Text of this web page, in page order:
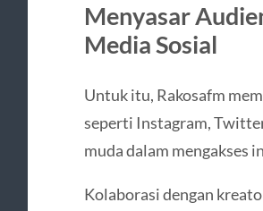
Menyasar
Media Sosial
Untuk itu, Rakosafm
seperti Instagram,
muda dalam mengakses
Kolaborasi dengan